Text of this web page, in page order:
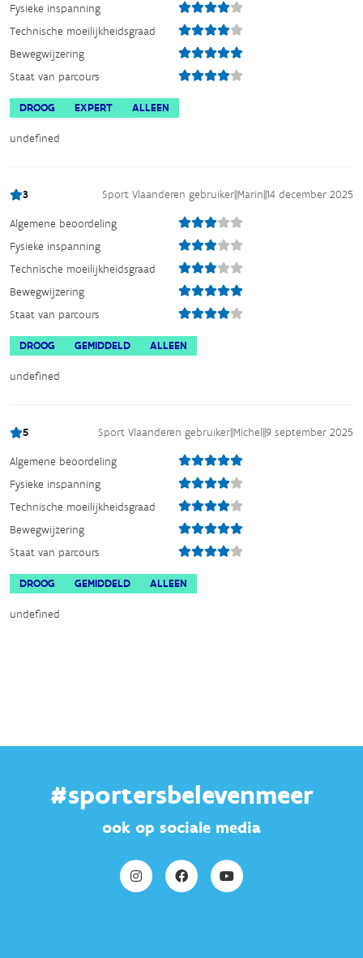
Fysieke inspanning
Technische moeilijkheidsgraad
Bewegwijzering
Staat van parcours
DROOG EXPERT ALLEEN
undefined
3 Sport Vlaanderen gebruiker||Marin||14 december 2025
Algemene beoordeling
Fysieke inspanning
Technische moeilijkheidsgraad
Bewegwijzering
Staat van parcours
DROOG GEMIDDELD ALLEEN
undefined
5 Sport Vlaanderen gebruiker||Michel||9 september 2025
Algemene beoordeling
Fysieke inspanning
Technische moeilijkheidsgraad
Bewegwijzering
Staat van parcours
DROOG GEMIDDELD ALLEEN
undefined
#sportersbelevenmeer
ook op sociale media